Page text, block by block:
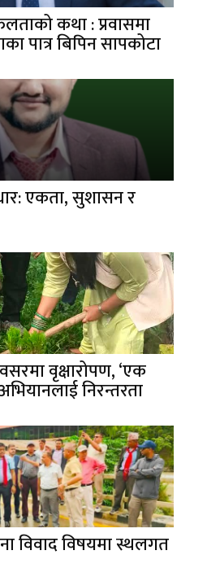
कथा : प्रवासमा
पात्र बिपिन सापकोटा
एकता, सुशासन र
वृक्षारोपण, ‘एक
निरन्तरता
विवाद विषयमा स्थलगत